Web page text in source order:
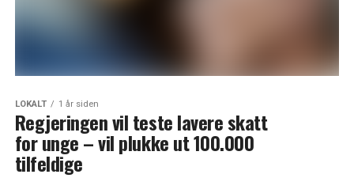
LOKALT 1 år siden
Regjeringen vil teste lavere skatt
for unge – vil plukke ut 100.000
tilfeldige